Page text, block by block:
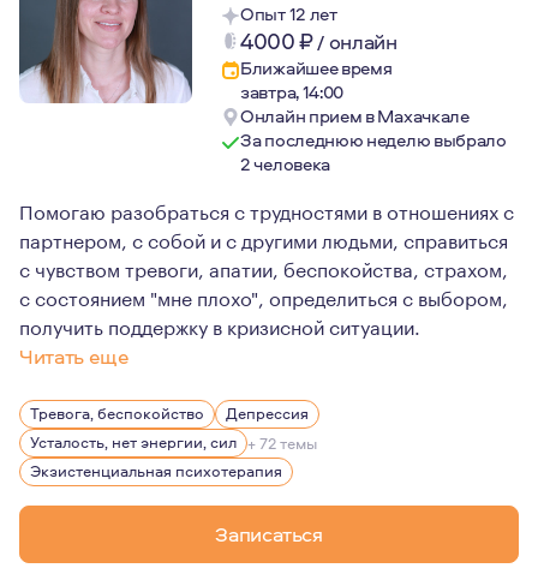
Опыт 12 лет
4000₽/ онлайн
Ближайшее время
завтра, 14:00
Онлайн прием в Махачкале
За последнюю неделю выбрало
2 человека
Помогаю разобраться с трудностями в отношениях с
партнером, с собой и с другими людьми, справиться
с чувством тревоги, апатии, беспокойства, страхом,
с состоянием "мне плохо", определиться с выбором,
получить поддержку в кризисной ситуации.
Читать еще
После университета работала в сфере управления
Гибкая, толерантная, со свободными взглядами на
Тревога, беспокойство
Депрессия
Усталость, нет энергии, сил + 72 темы
Экзистенциальная психотерапия
Записаться